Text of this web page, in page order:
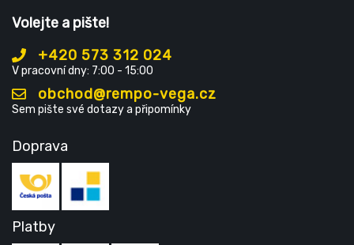
Volejte a pište!
+420 573 312 024
V pracovní dny: 7:00 - 15:00
obchod@rempo-vega.cz
Sem pište své dotazy a připomínky
Doprava
Platby